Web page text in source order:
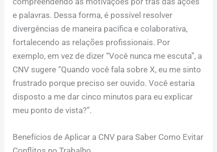
e palavras. Dessa forma, é possível resolver
divergências de maneira pacífica e colaborativa,
fortalecendo as relações profissionais. Por
exemplo, em vez de dizer “Você nunca me escuta”, a
CNV sugere “Quando você fala sobre X, eu me sinto
frustrado porque preciso ser ouvido. Você estaria
disposto a me dar cinco minutos para eu explicar
meu ponto de vista?”.
Benefícios de Aplicar a CNV para Saber Como Evitar